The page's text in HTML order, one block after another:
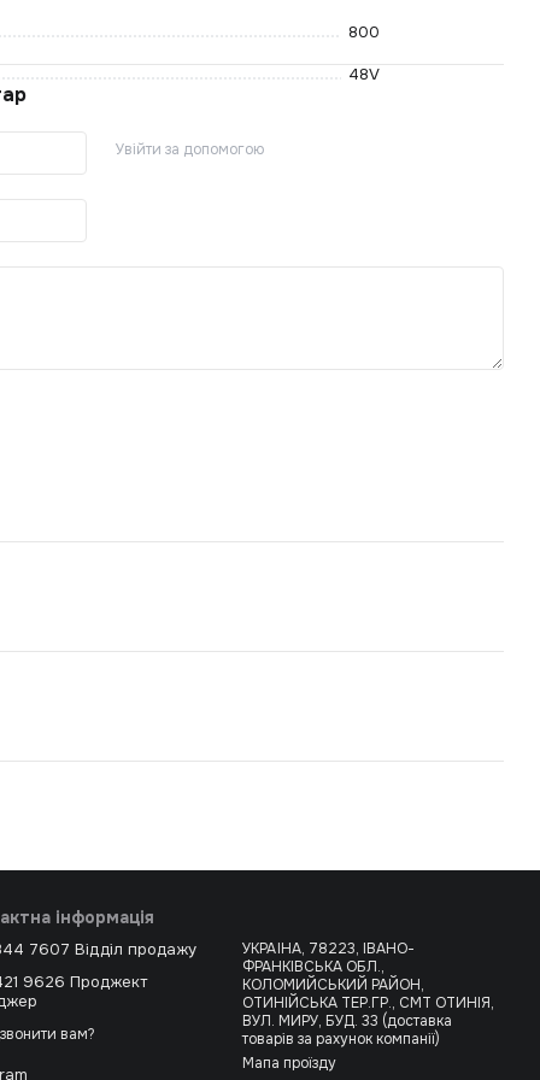
800
48V
Увійти за допомогою
інформація
7607 Відділ продажу
9626 Проджект
вам?
УКРАЇНА, 78223, ІВАНО-
ФРАНКІВСЬКА ОБЛ.,
КОЛОМИЙСЬКИЙ РАЙОН,
ОТИНІЙСЬКА ТЕР.ГР., СМТ ОТИНІЯ,
ВУЛ. МИРУ, БУД. 33 (доставка
товарів за рахунок компанії)
Мапа проїзду